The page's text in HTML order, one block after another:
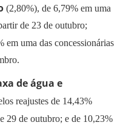
(2,80%), de 6,79% em uma
de 23 de outubro;
em uma das concessionárias
de água e
reajustes de 14,43%
29 de outubro; e de 10,23%